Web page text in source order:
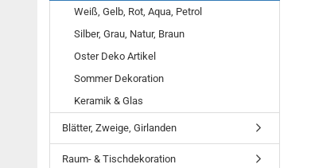
Weiß, Gelb, Rot, Aqua, Petrol
Silber, Grau, Natur, Braun
Oster Deko Artikel
Sommer Dekoration
Keramik & Glas
Blätter, Zweige, Girlanden
Raum- & Tischdekoration